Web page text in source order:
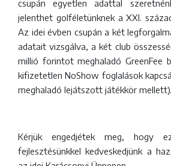
csupán egyetlen adattal
jelenthet golféletünknek a XXI.
Az idei évben csupán a két
adatait vizsgálva, a két club
millió forintot meghaladó GreenFee
kifizetetlen NoShow foglalások
meghaladó lejátszott játékkör mellett)...
Kérjük engedjétek meg, hogy
fejlesztésünkkel kedveskedjünk a